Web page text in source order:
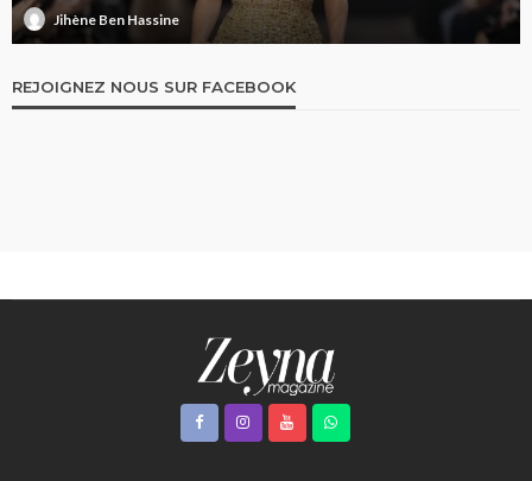
Jihène Ben Hassine
REJOIGNEZ NOUS SUR FACEBOOK